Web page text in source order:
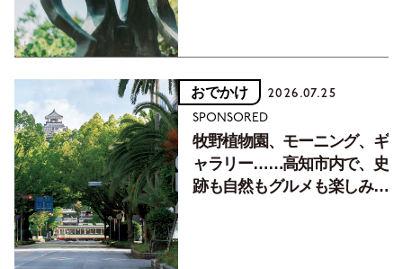
おでかけ 2026.07.25
SPONSORED
牧野植物園、モーニング、ギ
ャラリー……高知市内で、史
跡も自然もグルメも楽しみ尽